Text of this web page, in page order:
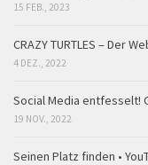
15 FEB., 2023
CRAZY TURTLES – Der
4 DEZ., 2022
Social Media entfesselt!
19 NOV., 2022
Seinen Platz finden •